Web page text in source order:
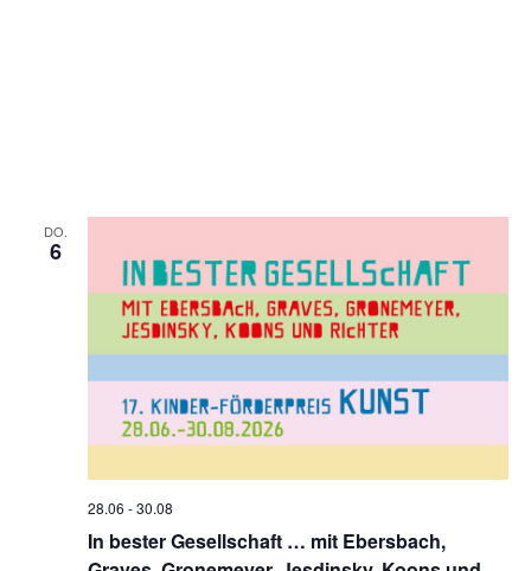
DO.
6
In bester Gesellschaft … mit Ebersbach,
28.06 -30.08